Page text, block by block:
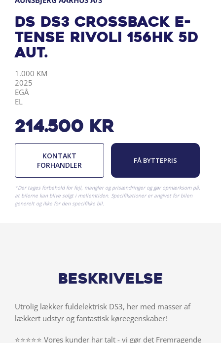
DS DS3 Crossback E-
Tense Rivoli 156HK 5d
Aut.
KILOMETER
1.000 KM
ÅRGANG
2025
BY
EGÅ
DRIVMIDDEL
EL
214.500 kr
KONTAKT
FORHANDLER
FÅ BYTTEPRIS
*Der tages forbehold for fejl, mangler og prisændringer og gør opmærksom på,
at bilerne kan blive solgt i mellemtiden. Specifikationer er angivet for bilen
generelt og ikke for den specifikke bil.
Beskrivelse
Utrolig lækker fuldelektrisk DS3, her med masser af
lækkert udstyr og fantastisk køreegenskaber!
⭐️⭐️⭐️⭐️⭐️ Vores kunder har talt - vi gør det Fremragende